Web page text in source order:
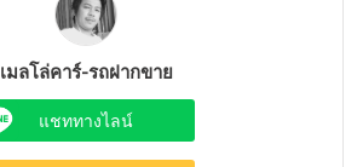
เมลโล่คาร์-รถฝากขาย
แชททางไลน์